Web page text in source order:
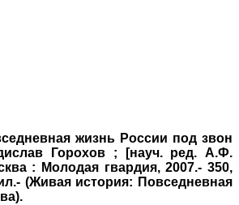
жизнь России под звон
Горохов ; [науч. ред. А.Ф.
: Молодая гвардия, 2007.- 350,
(Живая история: Повседневная